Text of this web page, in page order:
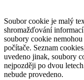
Soubor cookie je malý
shromažďování
soubory cookie
počítače. Seznam
uvedeno jinak, soubory
nejpozději po dvou
nebude provedeno.